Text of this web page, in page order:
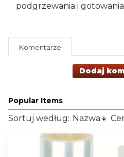
podgrzewania i
Komentarze
Dodaj
Popular Items
Sortuj według: Nazwa